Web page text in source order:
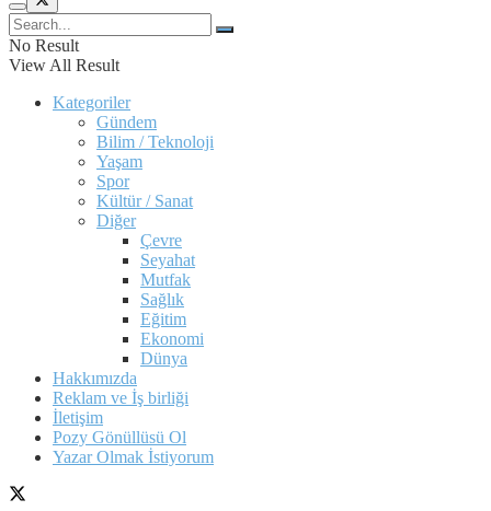
No Result
View All Result
Kategoriler
Gündem
Bilim / Teknoloji
Yaşam
Spor
Kültür / Sanat
Diğer
Çevre
Seyahat
Mutfak
Sağlık
Eğitim
Ekonomi
Dünya
Hakkımızda
Reklam ve İş birliği
İletişim
Pozy Gönüllüsü Ol
Yazar Olmak İstiyorum